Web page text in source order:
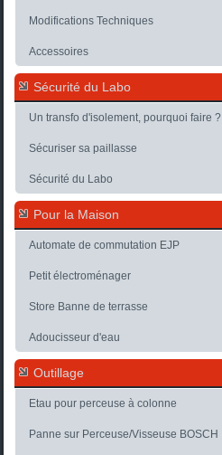
Modifications Techniques
Accessoires
Sécurité du Labo
Un transfo d'isolement, pourquoi faire ?
Sécuriser sa paillasse
Sécurité du Labo
Pour la Maison
Automate de commutation EJP
Petit électroménager
Store Banne de terrasse
Adoucisseur d'eau
Outillage
Etau pour perceuse à colonne
Panne sur Perceuse/Visseuse BOSCH